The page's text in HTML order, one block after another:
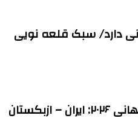
دارد/ سبک قلعه نویی